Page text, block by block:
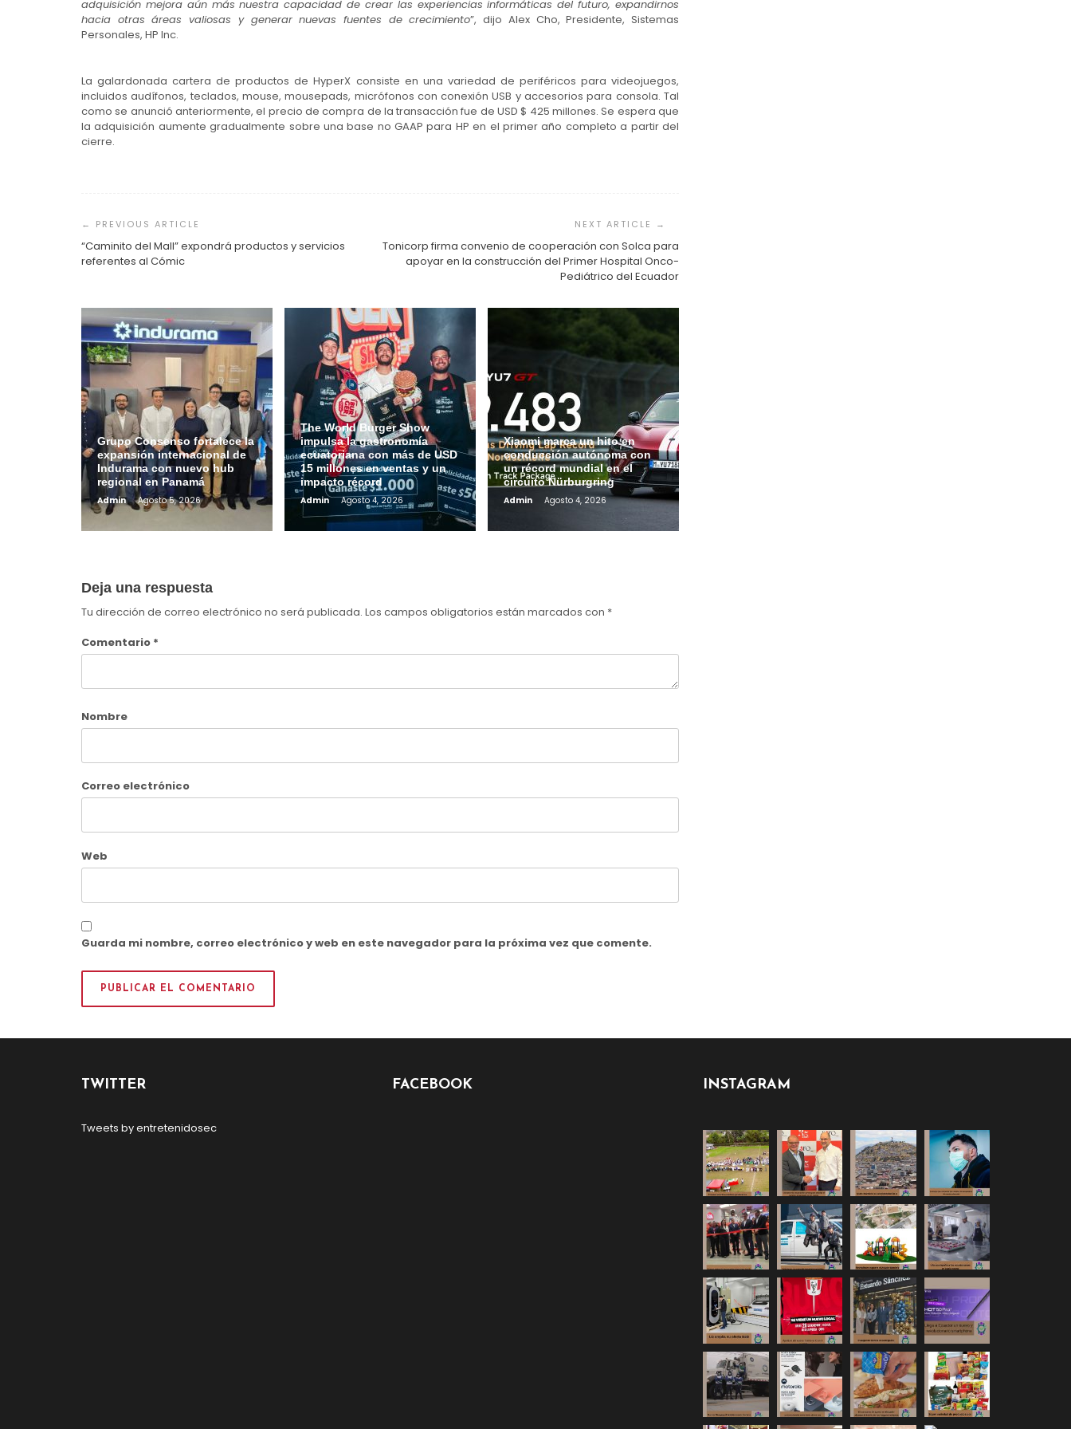
adquisición mejora aún más nuestra capacidad de crear las experiencias informáticas del futuro, expandirnos
hacia otras áreas valiosas y generar nuevas fuentes de crecimiento”, dijo Alex Cho, Presidente, Sistemas
Personales, HP Inc.
La galardonada cartera de productos de HyperX consiste en una variedad de periféricos para videojuegos,
incluidos audífonos, teclados, mouse, mousepads, micrófonos con conexión USB y accesorios para consola. Tal
como se anunció anteriormente, el precio de compra de la transacción fue de USD $ 425 millones. Se espera que
la adquisición aumente gradualmente sobre una base no GAAP para HP en el primer año completo a partir del
cierre.
de
entradas
“Caminito del Mall” expondrá productos y servicios
referentes al Cómic
Tonicorp firma convenio de cooperación con Solca para
apoyar en la construcción del Primer Hospital Onco-
Pediátrico del Ecuador
Grupo Consenso fortalece la
expansión internacional de
Indurama con nuevo hub
regional en Panamá
Admin Agosto 5, 2026
The World Burger Show
impulsa la gastronomía
ecuatoriana con más de USD
15 millones en ventas y un
impacto récord
Admin Agosto 4, 2026
Xiaomi marca un hito en
conducción autónoma con
un récord mundial en el
circuito Nürburgring
Admin Agosto 4, 2026
Deja una respuesta
Tu dirección de correo electrónico no será publicada. Los campos obligatorios están marcados con *
Comentario *
Nombre
Correo electrónico
Web
Guarda mi nombre, correo electrónico y web en este navegador para la próxima vez que comente.
TWITTER
Tweets by entretenidosec
FACEBOOK INSTAGRAM